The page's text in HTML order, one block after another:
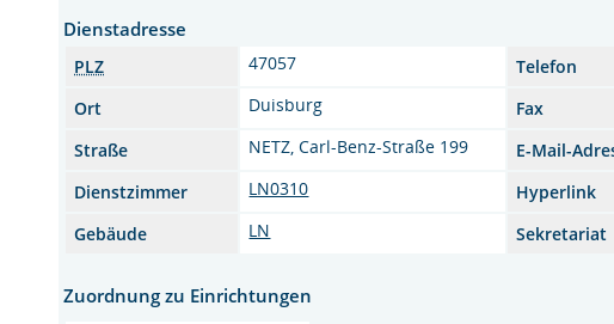
Dienstadresse
PLZ 47057 Telefon
Ort
Duisburg Fax
Straße
NETZ, Carl-Benz-Straße 199 E-Mail-
Dienstzimmer
LN0310 Hyperlink
Gebäude
LN Sekretariat
Zuordnung zu Einrichtungen